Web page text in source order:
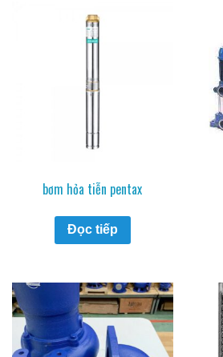
bơm hỏa tiễn pentax
Đọc tiếp